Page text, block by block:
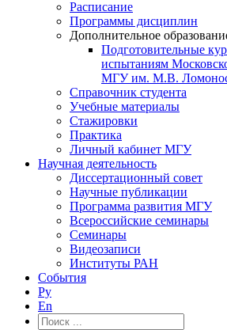
Расписание
Программы дисциплин
Дополнительное
Подготовительные
испытаниям
МГУ им. М.В.
Справочник студента
Учебные материалы
Стажировки
Практика
Личный кабинет МГУ
Научная деятельность
Диссертационный совет
Научные публикации
Программа развития МГУ
Всероссийские семинары
Семинары
Видеозаписи
Институты РАН
События
Ру
En
Результат